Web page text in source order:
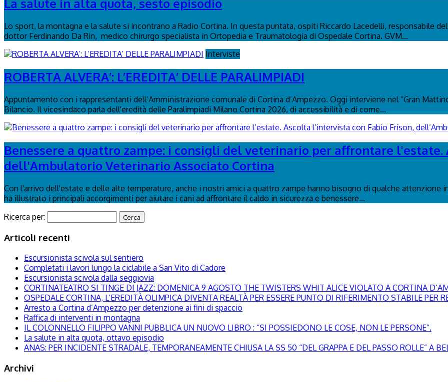
La salute in alta quota, sesto episodio
Lo sport, la montagna e la salute si incontrano a Radio Cortina. In questa puntata, ospiti Riccardo Lacedelli, responsabile
dottor Ferdinando Da Rin, medico chirurgo specialista in Ortopedia e Traumatologia di Ospedale Cortina. GVM...
Interviste
ROBERTA ALVERA’: L’EREDITA’ DELLE PARALIMPIADI
Appuntamento con i rappresentanti dell’Amministrazione comunale di Cortina d’Ampezzo. Oggi interviene nel “Gran
Bilancio. Il vicesindaco parla dell'eredità delle Paralimpiadi Milano Cortina 2026, di accessibilità e di come...
Benessere a quattro zampe: i consigli del veterinario per affrontare
dell'Ambulatorio Veterinario Associato Cortina
Con l'arrivo dell'estate e delle alte temperature, anche i nostri amici a quattro zampe hanno bisogno di qualche attenzione
ha illustrato i principali accorgimenti per aiutare i cani ad affrontare il caldo in sicurezza e benessere...
Ricerca per:
Articoli recenti
Escursionista scivola sul sentiero
Completati i lavori lungo la ciclabile a San Vito di Cadore
Escursionista scivola dalla seggiovia
CORTINATEATRO SI TINGE DI JAZZ: DOMENICA 9 AGOSTO THE TWISTERS WHIT ALICE VIOLATO A CORTINA
OSPEDALE CORTINA, L’EREDITÀ OLIMPICA DIVENTA REALTÀ PER ESSERE PUNTO DI RIFERIMENTO STABILE PER
Arresto a Cortina d’Ampezzo per detenzione ai fini di spaccio
Raffica di interventi in montagna
IL COLONNELLO FILIPPO VANNI PUBBLICA UN NUOVO LIBRO : “SI POSSIEDONO LE COSE, NON LE PERSONE”.
La salute in alta quota, ottavo episodio
ANAS: PER INCIDENTE STRADALE, TEMPORANEAMENTE CHIUSA LA SS 50 “DEL GRAPPA E DEL PASSO ROLLE” A
Archivi